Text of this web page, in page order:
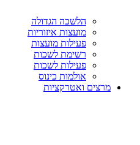
הלשכה הגדולה
מועצות איזוריות
פעילות מועצות
רשימת לשכות
פעילות לשכות
אולמות כינוס
מרצים ואטרקציות